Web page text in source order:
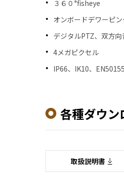
３６０°fisheye
オンボードデワーピ
デジタルPTZ、双方向
4メガピクセル
IP66、IK10、
各種ダウン
取扱説明書